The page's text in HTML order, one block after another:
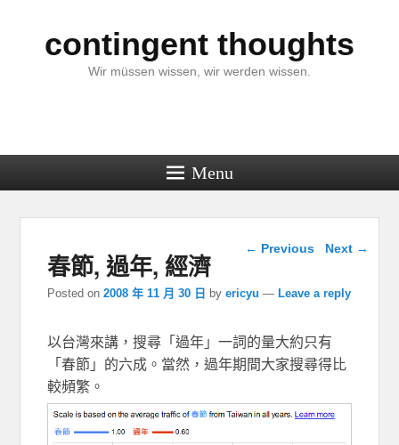
contingent thoughts
Wir müssen wissen, wir werden wissen.
Menu
Post navigation
← Previous Next →
春節, 過年, 經濟
Posted on2008 年 11 月 30 日 byericyu —Leave a reply
以台灣來講，搜尋「過年」一詞的量大約只有
「春節」的六成。當然，過年期間大家搜尋得比
較頻繁。